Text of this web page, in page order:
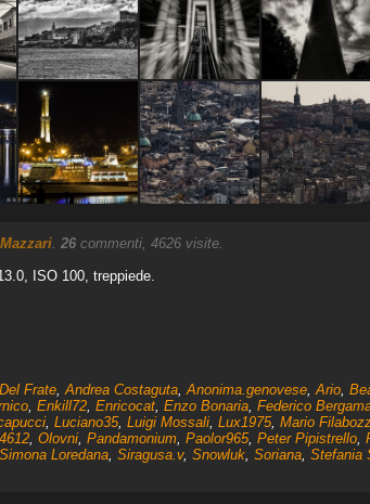
. 26commenti, 4626 visite.
ISO 100, treppiede.
Frate,Andrea Costaguta,Anonima.genovese,Ario,
, Enkill72, Enricocat, Enzo Bonaria, Federico
, Luciano35, Luigi Mossali, Lux1975, Mario
, Olovni, Pandamonium, Paolor965, Peter Pipistrello,
Simona Loredana, Siragusa.v, Snowluk, Soriana, Stefania